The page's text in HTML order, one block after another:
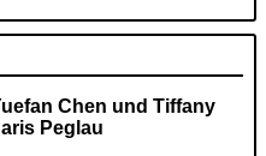
Chen und Tiffany
Peglau